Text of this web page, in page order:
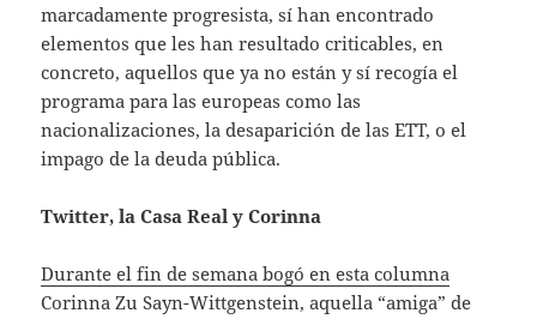
marcadamente progresista, sí han encontrado
elementos que les han resultado criticables, en
concreto, aquellos que ya no están y sí recogía el
programa para las europeas como las
nacionalizaciones, la desaparición de las ETT, o el
impago de la deuda pública.
Twitter, la Casa Real y Corinna
Durante el fin de semana bogó en esta columna
Corinna Zu Sayn-Wittgenstein, aquella “amiga” de